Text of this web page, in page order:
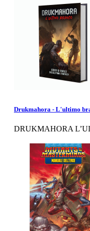
Drukmahora - L'ultimo
DRUKMAHORA